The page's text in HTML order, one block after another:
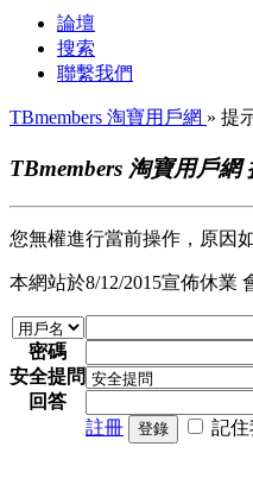
論壇
搜索
聯繫我們
TBmembers 淘寶用戶網 » 提
TBmembers 淘寶用戶網
您無權進行當前操作，原因
本網站於8/12/2015宣佈休業
密碼
安全提問
回答
註冊
登錄 記